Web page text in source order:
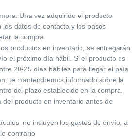
Una vez adquirido el producto
los datos de contacto y los pasos
la compra.
productos en inventario, se entregarán
el próximo día hábil. Si el producto es
20-25 días hábiles para llegar el país
te mantendremos informado sobre la
del plazo establecido en la compra.
del producto en inventario antes de
no incluyen los gastos de envío, a
contrario